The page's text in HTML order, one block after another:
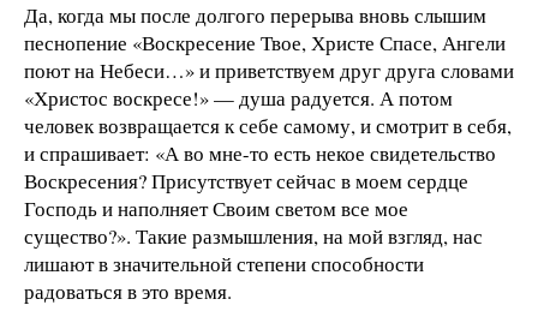
Да, когда мы после долгого перерыва вновь слышим
песнопение «Воскресение Твое, Христе Спасе, Ангели
поют на Небеси…» и приветствуем друг друга словами
«Христос воскресе!» — душа радуется. А потом
человек возвращается к себе самому, и смотрит в себя,
и спрашивает: «А во мне-то есть некое свидетельство
Воскресения? Присутствует сейчас в моем сердце
Господь и наполняет Своим светом все мое
существо?». Такие размышления, на мой взгляд, нас
лишают в значительной степени способности
радоваться в это время.